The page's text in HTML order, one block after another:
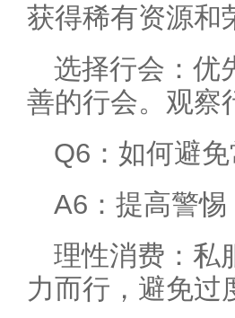
获得稀有资源和
选择行会：优
善的行会。观察
Q6：如何避
A6：提高警
理性消费：私
力而行，避免过